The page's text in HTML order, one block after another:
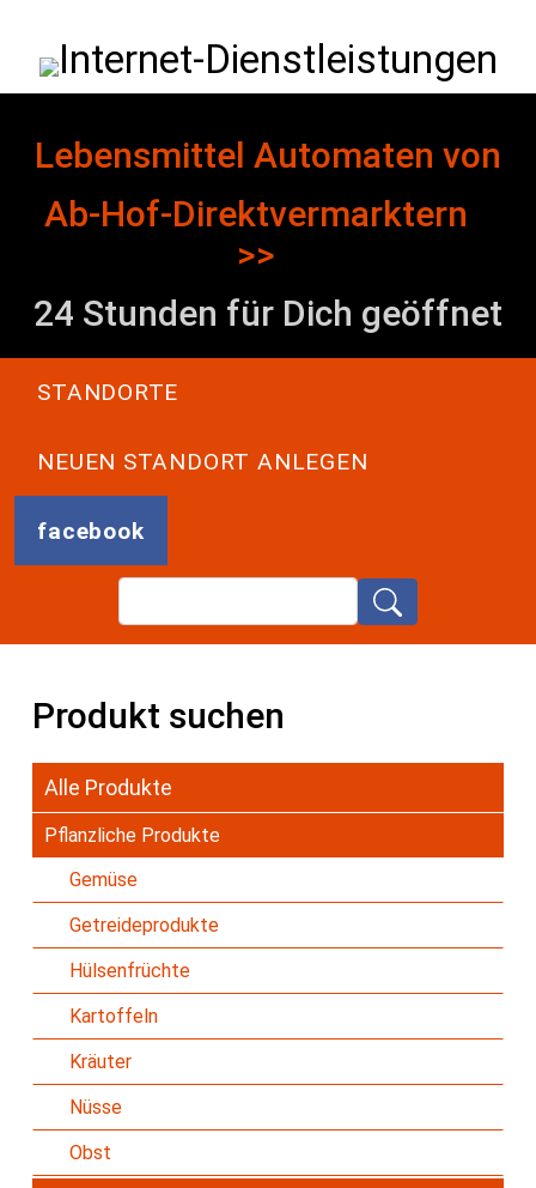
Internet-Dienstleistungen
Lebensmittel Automaten von
Ab-Hof-Direktvermarktern
>>
24 Stunden für Dich geöffnet
STANDORTE
NEUEN STANDORT ANLEGEN
facebook
Search
Produkt suchen
Alle Produkte
Pflanzliche Produkte
Gemüse
Getreideprodukte
Hülsenfrüchte
Kartoffeln
Kräuter
Nüsse
Obst